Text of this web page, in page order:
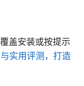
盖安装或按提示
实用评测，打造